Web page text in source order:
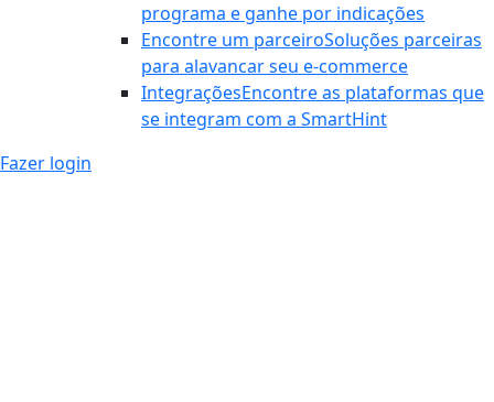
programa e ganhe por indicações
Encontre um parceiroSoluções parceiras
para alavancar seu e-commerce
IntegraçõesEncontre as plataformas que
se integram com a SmartHint
Fazer login